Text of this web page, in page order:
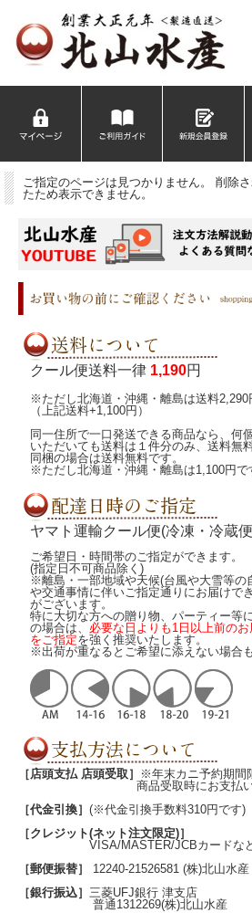
ご指定のページは見つかりません。 削除
たため表示できません。
クール便送料一律 1,190円
※ただし北海道・沖縄・離島は送料2,290
（上記送料+1,100円）
同一住所で一口発送できる商品なら、何
いただいても送料は１件分のみ、送料無
同梱の場合は送料無料です。
※ただし北海道・沖縄・離島は1,100円で
ヤマト運輸クール便(冷凍・冷蔵
ご希望日・時間帯のご指定ができます。
(指定日不可商品除く)
※離島・一部地域や天候(台風や大雪等の
や交通事情に伴いご指定通りにお届けで
がございます。
特に大切な方への贈り物、パーティー等
の場合は、 必要な日よりも1日以上前の
をご指定を強く推奨いたします。
※出荷が重なるとご希望に添えない場合も
［店頭支払 店頭受取］
※年末カニ予約期間
商品受取時にお支払い下
［代金引換］ (※代金引換手数料310円です)
［クレジット(ネット注文限定)］
VISA/MASTER/JCBカードな
［郵便振替］
12240-21526581 (株)北山水産
［銀行振込］ 三菱UFJ銀行 津支店
普通1312269(株)北山水産